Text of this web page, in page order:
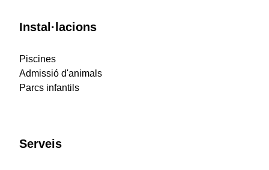
Instal·lacions
Piscines
Admissió d'animals
Parcs infantils
Serveis